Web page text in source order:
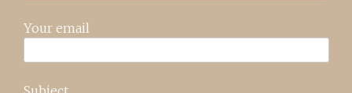
Your email